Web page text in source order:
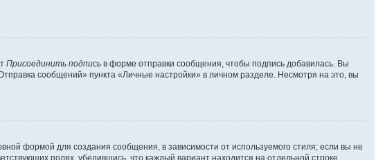
Присоединить подпись в форме отправки сообщения, чтобы подпись добавилась. Вы
сообщений» пункта «Личные настройки» в личном разделе. Несмотря на это, вы
формой для создания сообщения, в зависимости от используемого стиля; если вы не
полях, убедившись, что каждый вариант находится на отдельной строке